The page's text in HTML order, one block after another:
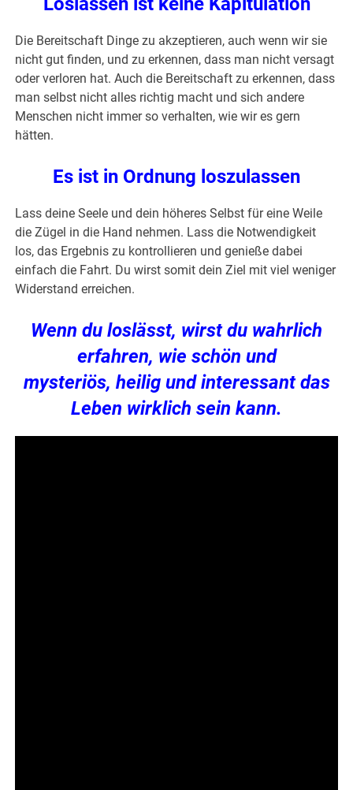
Die Bereitschaft Dinge zu akzeptieren, auch wenn wir sie
nicht gut finden, und zu erkennen, dass man nicht versagt
oder verloren hat. Auch die Bereitschaft zu erkennen, dass
man selbst nicht alles richtig macht und sich andere
Menschen nicht immer so verhalten, wie wir es gern
hätten.
Es ist in Ordnung loszulassen
Lass deine Seele und dein höheres Selbst für eine Weile
die Zügel in die Hand nehmen. Lass die Notwendigkeit
los, das Ergebnis zu kontrollieren und genieße dabei
einfach die Fahrt. Du wirst somit dein Ziel mit viel weniger
Widerstand erreichen.
Wenn du loslässt, wirst du wahrlich
erfahren, wie schön und
mysteriös, heilig und interessant das
Leben wirklich sein kann.